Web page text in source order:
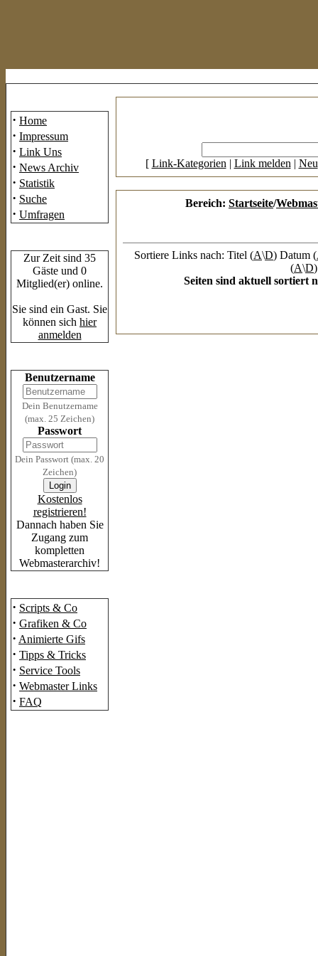
· Home
· Impressum
· Link Uns
· News Archiv
· Statistik
· Suche
· Umfragen
Zur Zeit sind 35
Gäste und 0
Mitglied(er) online.
Sie sind ein Gast. Sie
können sich hier
anmelden
Benutzername
Dein Benutzername
(max. 25 Zeichen)
Passwort
Dein Passwort (max. 20
Zeichen)
Kostenlos
registrieren!
Dannach haben Sie
Zugang zum
kompletten
Webmasterarchiv!
· Scripts & Co
· Grafiken & Co
· Animierte Gifs
· Tipps & Tricks
· Service Tools
· Webmaster Links
· FAQ
[ Link-Kategorien | Link melden | Neu
Bereich: Startseite/
Sortiere Links nach: Titel (A\D) Datum (
(A\D)
Seiten sind aktuell sortiert